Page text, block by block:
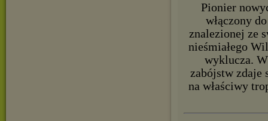
Pionier
włączony
znalezionej ze
nieśmiałego
wyklucza.
zabójstw zdaje
na właściwy